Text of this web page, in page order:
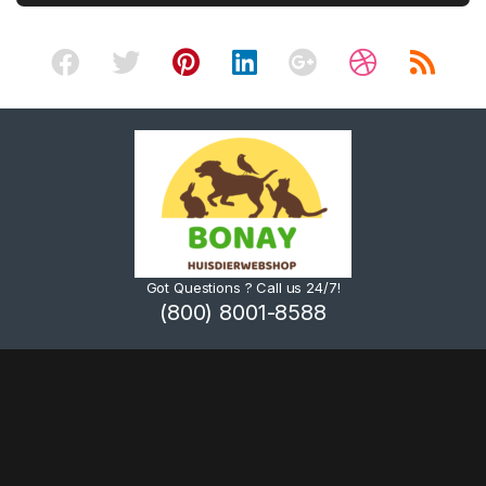
Got Questions ? Call us 24/7!
(800) 8001-8588